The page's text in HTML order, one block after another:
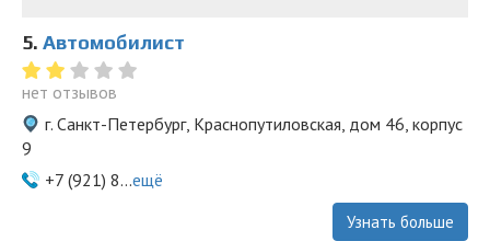
5. Автомобилист
нет отзывов
г. Санкт-Петербург, Краснопутиловская, дом 46, корпус
9
+7 (921) 8...ещё
Узнать больше